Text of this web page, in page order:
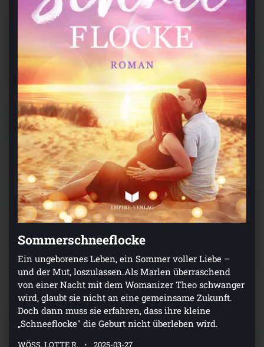
Sommerschneeflocke
Ein ungeborenes Leben, ein Sommer voller Liebe –
und der Mut, loszulassen.Als Marlen überraschend
von einer Nacht mit dem Womanizer Theo schwanger
wird, glaubt sie nicht an eine gemeinsame Zukunft.
Doch dann muss sie erfahren, dass ihre kleine
„Schneeflocke" die Geburt nicht überleben wird.
WÖSS, LOTTE R. 2025-03-27